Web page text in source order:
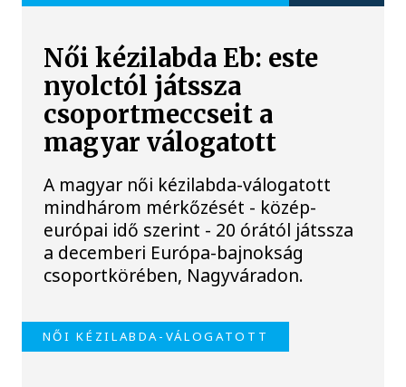
Női kézilabda Eb: este
nyolctól játssza
csoportmeccseit a
magyar válogatott
A magyar női kézilabda-válogatott
mindhárom mérkőzését - közép-
európai idő szerint - 20 órától játssza
a decemberi Európa-bajnokság
csoportkörében, Nagyváradon.
NŐI KÉZILABDA-VÁLOGATOTT